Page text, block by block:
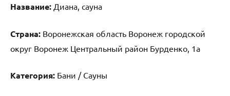
Название: Диана, сауна
Страна: Воронежская область Воронеж городской
округ Воронеж Центральный район Бурденко, 1а
Категория: Бани / Сауны